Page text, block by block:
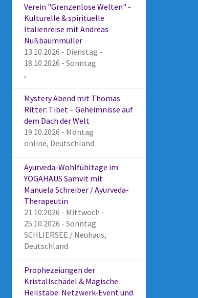
Verein "Grenzenlose Welten" -
Kulturelle & spirituelle
Italienreise mit Andreas
Nußbaummüller
13.10.2026 - Dienstag -
18.10.2026 - Sonntag
,
Mystery Abend mit Thomas
Ritter: Tibet – Geheimnisse auf
dem Dach der Welt
19.10.2026 - Montag
online, Deutschland
Ayurveda-Wohlfühltage im
YOGAHAUS Samvit mit
Manuela Schreiber / Ayurveda-
Therapeutin
21.10.2026 - Mittwoch -
25.10.2026 - Sonntag
SCHLIERSEE / Neuhaus,
Deutschland
Prophezeiungen der
Kristallschädel & Magische
Heilstäbe: Netzwerk-Event und